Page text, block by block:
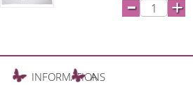
+
INFORMATIONS
A